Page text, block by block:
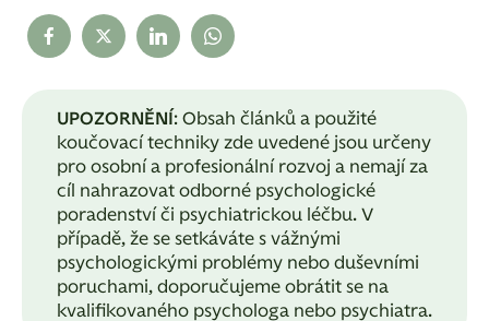
UPOZORNĚNÍ : Obsah článků a použité
koučovací techniky zde uvedené jsou určeny
pro osobní a profesionální rozvoj a nemají za
cíl nahrazovat odborné psychologické
poradenství či psychiatrickou léčbu. V
případě, že se setkáváte s vážnými
psychologickými problémy nebo duševními
poruchami, doporučujeme obrátit se na
kvalifikovaného psychologa nebo psychiatra.